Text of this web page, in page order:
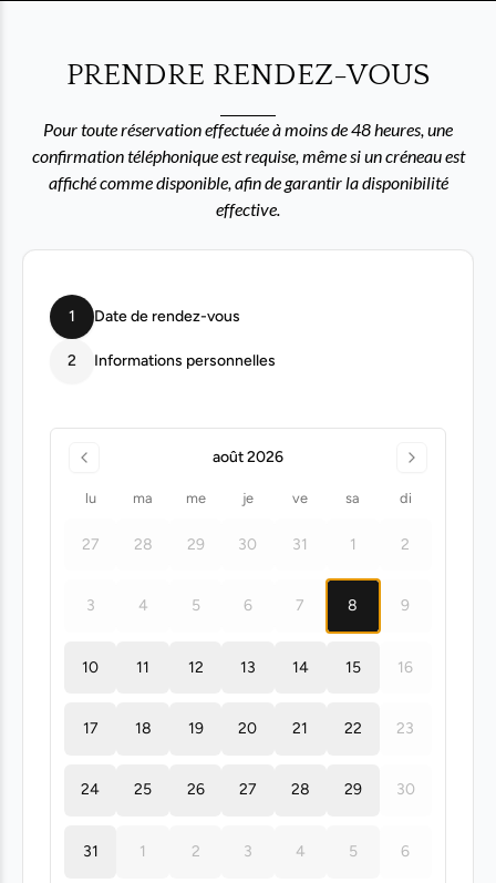
PRENDRE RENDEZ-VOUS
Pour toute réservation effectuée à moins de 48 heures, une
confirmation téléphonique est requise, même si un créneau est
affiché comme disponible, afin de garantir la disponibilité
effective.